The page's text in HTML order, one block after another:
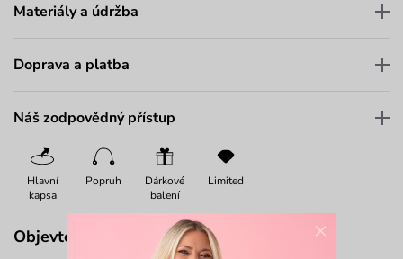
Materiály a údržba
Doprava a platba
Náš zodpovědný přístup
Hlavní
kapsa
Popruh
Dárkové
balení
Limited
Objevte více ×